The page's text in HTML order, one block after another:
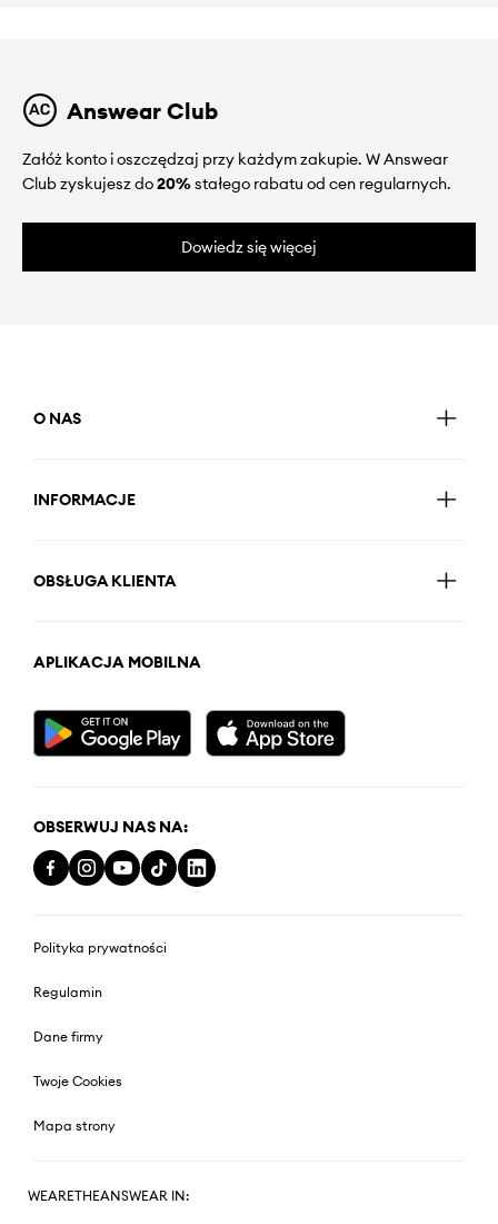
Answear Club
Załóż konto i oszczędzaj przy każdym zakupie. W Answear
Club zyskujesz do20%stałego rabatu od cen regularnych.
Dowiedz się więcej
O NAS
INFORMACJE
OBSŁUGA KLIENTA
APLIKACJA MOBILNA
OBSERWUJ NAS NA:
Polityka prywatności
Regulamin
Dane firmy
Twoje Cookies
Mapa strony
WEARETHEANSWEAR IN: